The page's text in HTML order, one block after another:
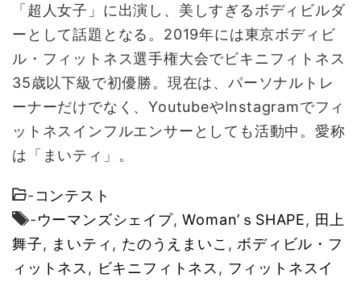
「超人女子」に出演し、美しすぎるボディビルダ
ーとして話題となる。2019年には東京ボディビ
ル・フィットネス選手権大会でビキニフィトネス
35歳以下級で初優勝。現在は、パーソナルトレ
ーナーだけでなく、YoutubeやInstagramでフィ
ットネスインフルエンサーとしても活動中。愛称
は「まいティ」。
-コンテスト
-ウーマンズシェイプ,Woman’ｓSHAPE, 田上
舞子, まいティ , たのうえまいこ , ボディビル・フ
ィットネス , ビキニフィトネス , フィットネスイ